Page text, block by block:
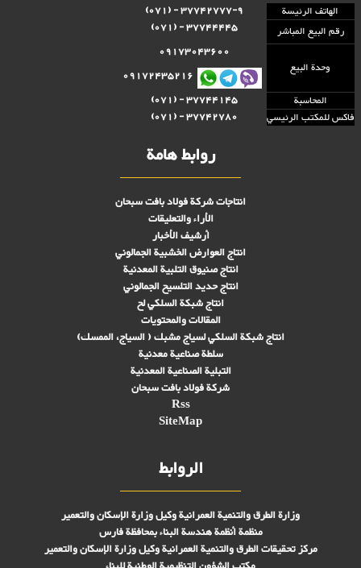
الهاتف الرئيسة
37742777-9 - (071)
رقم البيع المباشر
37744445 - (071)
وحدة البيع
09173043600
09172435216
المحاسبة
37744145 - (071)
فاكس للمكتب الرئيسي
37742780 - (071)
روابط هامة
انتاجات شركة فولاد بافت سبحان
الأراء والتعليقات
أرشيف الأخبار
انتاج العوارض الخشبية الجمالوني
انتاج صنىوق التلبية المعدنية
انتاج حديد التلسيح الجمالوني
انتاج شبكة السلكي لح
المقالات والمحتويات
انتاج شبكة السلكي لسياج مشبك ( السياج، الممسك)
سلطة صناعية معدنية
التبلیة الصناعية المعدنية
شركة فولاد بافت سبحان
Rss
SiteMap
الروابط
وزارة الطرق والتنمية العمرانية وكيل وزارة الإسكان والتعمير
منظمة أنظمة هندسة البناء بمحافظة فارس
مركز تحقیقات الطرق والتنمية العمرانية وكيل وزارة الإسكان والتعمير